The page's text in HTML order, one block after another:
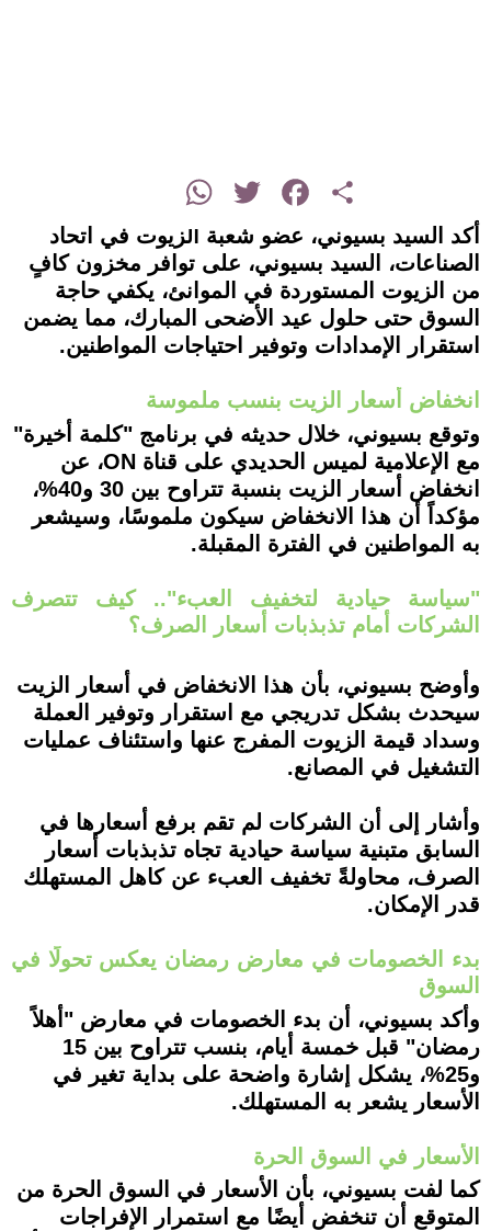
Share
Facebook
Twitter
WhatsApp
أكد السيد بسيوني، عضو شعبة الزيوت في اتحاد
الصناعات، السيد بسيوني، على توافر مخزون كافٍ
من الزيوت المستوردة في الموانئ، يكفي حاجة
السوق حتى حلول عيد الأضحى المبارك، مما يضمن
استقرار الإمدادات وتوفير احتياجات المواطنين.
انخفاض أسعار الزيت بنسب ملموسة
وتوقع بسيوني، خلال حديثه في برنامج "كلمة أخيرة"
مع الإعلامية لميس الحديدي على قناة ON، عن
انخفاض أسعار الزيت بنسبة تتراوح بين 30 و40%،
مؤكداً أن هذا الانخفاض سيكون ملموسًا، وسيشعر
به المواطنين في الفترة المقبلة.
"سياسة حيادية لتخفيف العبء".. كيف تتصرف
الشركات أمام تذبذبات أسعار الصرف؟
وأوضح بسيوني، بأن هذا الانخفاض في أسعار الزيت
سيحدث بشكل تدريجي مع استقرار وتوفير العملة
وسداد قيمة الزيوت المفرج عنها واستئناف عمليات
التشغيل في المصانع.
وأشار إلى أن الشركات لم تقم برفع أسعارها في
السابق متبنية سياسة حيادية تجاه تذبذبات أسعار
الصرف، محاولةً تخفيف العبء عن كاهل المستهلك
قدر الإمكان.
بدء الخصومات في معارض رمضان يعكس تحولًا في
السوق
وأكد بسيوني، أن بدء الخصومات في معارض "أهلاً
رمضان" قبل خمسة أيام، بنسب تتراوح بين 15
و25%، يشكل إشارة واضحة على بداية تغير في
الأسعار يشعر به المستهلك.
الأسعار في السوق الحرة
كما لفت بسيوني، بأن الأسعار في السوق الحرة من
المتوقع أن تنخفض أيضًا مع استمرار الإفراجات